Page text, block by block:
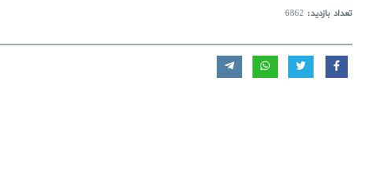
تعداد بازدید: 6862